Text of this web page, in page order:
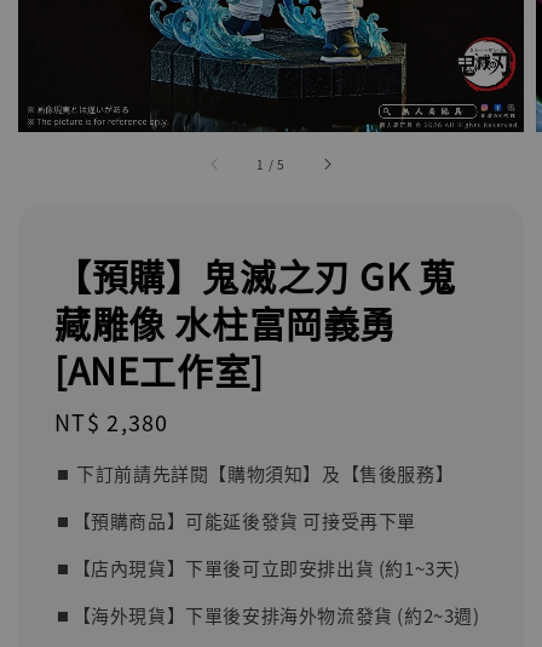
1 /5
【預購】鬼滅之刃 GK 蒐
藏雕像 水柱富岡義勇
[ANE工作室]
Regular
NT$ 2,380
⏹︎ 下訂前請先詳閱【購物須知】及【售後服務】
⏹︎【預購商品】可能延後發貨 可接受再下單
⏹︎【店內現貨】下單後可立即安排出貨 (約1~3天)
⏹︎【海外現貨】下單後安排海外物流發貨 (約2~3週)